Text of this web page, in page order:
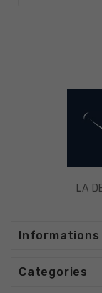
LA
Informations
Categories